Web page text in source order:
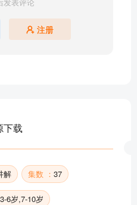
惜此时
如事弟子规兄
却非宜
37 首完整音频
注册
下载
解 集数 ： 37
3-6岁,7-10岁